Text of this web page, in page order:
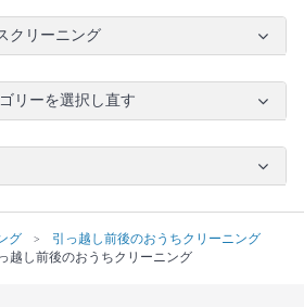
クリーニング
リーを選択し直す
グ
引っ越し前後のおうちクリーニング
越し前後のおうちクリーニング